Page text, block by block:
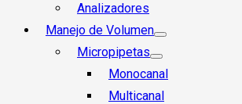
Analizadores
Manejo de Volumen
Micropipetas
Monocanal
Multicanal